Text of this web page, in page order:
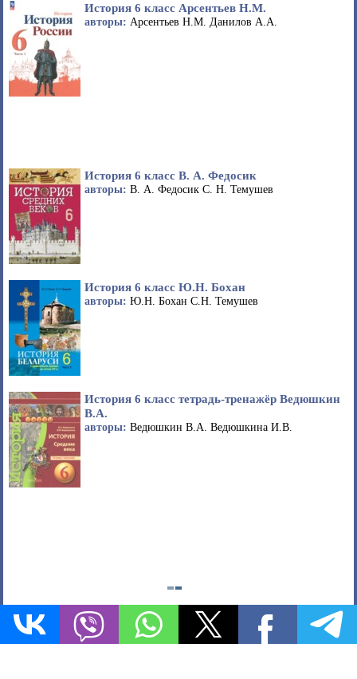
История 6 класс Арсентьев Н.М.
авторы: Арсентьев Н.М. Данилов А.А.
История 6 класс В. А. Федосик
авторы: В. А. Федосик С. Н. Темушев
История 6 класс Ю.Н. Бохан
авторы: Ю.Н. Бохан С.Н. Темушев
История 6 класс тетрадь-тренажёр Ведюшкин
В.А.
авторы: Ведюшкин В.А. Ведюшкина И.В.